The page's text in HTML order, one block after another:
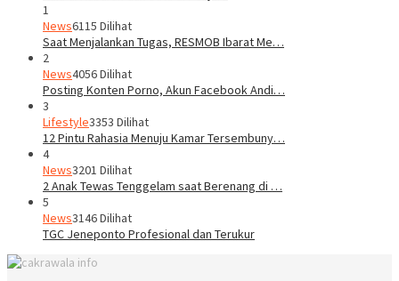
1
News6115 Dilihat
Saat Menjalankan Tugas, RESMOB Ibarat Me…
2
News4056 Dilihat
Posting Konten Porno, Akun Facebook Andi…
3
Lifestyle3353 Dilihat
12 Pintu Rahasia Menuju Kamar Tersembuny…
4
News3201 Dilihat
2 Anak Tewas Tenggelam saat Berenang di …
5
News3146 Dilihat
TGC Jeneponto Profesional dan Terukur